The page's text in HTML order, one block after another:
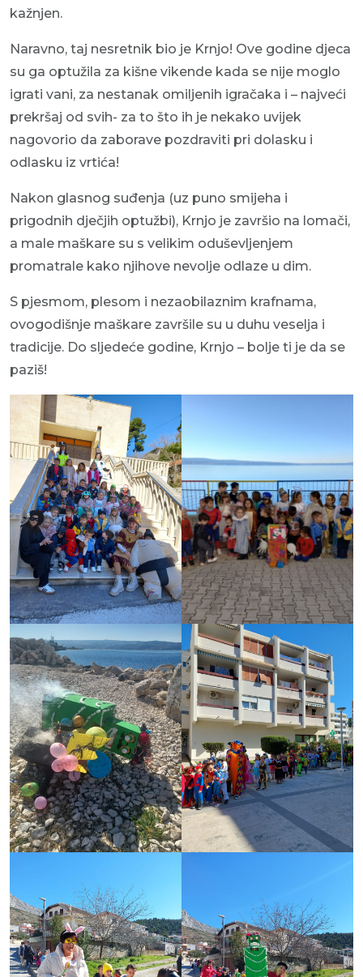
kažnjen.
Naravno, taj nesretnik bio je Krnjo! Ove godine djeca
su ga optužila za kišne vikende kada se nije moglo
igrati vani, za nestanak omiljenih igračaka i – najveći
prekršaj od svih- za to što ih je nekako uvijek
nagovorio da zaborave pozdraviti pri dolasku i
odlasku iz vrtića!
Nakon glasnog suđenja (uz puno smijeha i
prigodnih dječjih optužbi), Krnjo je završio na lomači,
a male maškare su s velikim oduševljenjem
promatrale kako njihove nevolje odlaze u dim.
S pjesmom, plesom i nezaobilaznim krafnama,
ovogodišnje maškare završile su u duhu veselja i
tradicije. Do sljedeće godine, Krnjo – bolje ti je da se
paziš!